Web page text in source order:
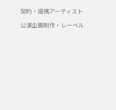
契約・提携アーティスト
公演企画制作・レーベル